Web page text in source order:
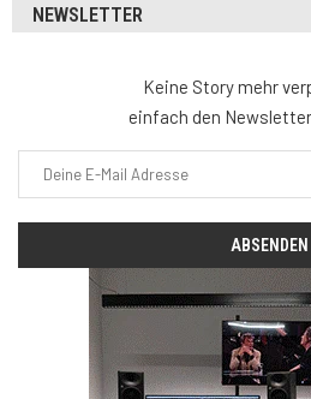
NEWSLETTER
Keine Story mehr
einfach den